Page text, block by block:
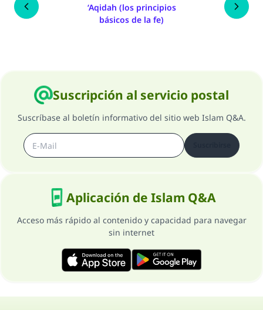
‘Aqidah (los principios
básicos de la fe)
Suscripción al servicio postal
Suscríbase al boletín informativo del sitio web Islam Q&A.
Aplicación de Islam Q&A
Acceso más rápido al contenido y capacidad para navegar
sin internet